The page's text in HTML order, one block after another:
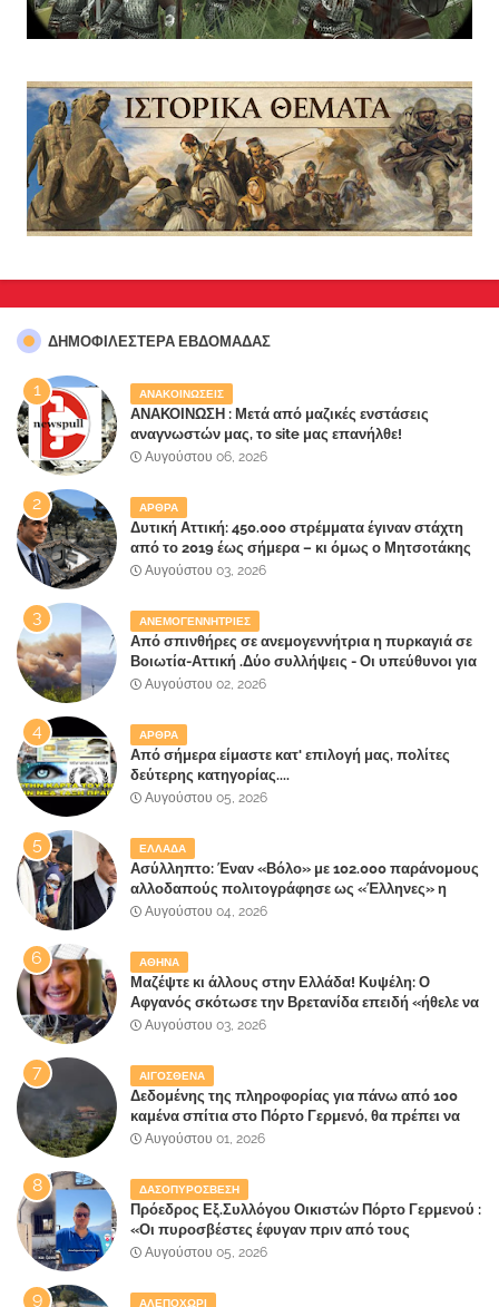
ΔΗΜΟΦΙΛΈΣΤΕΡΑ ΕΒΔΟΜΆΔΑΣ
ΑΝΑΚΟΙΝΩΣΕΙΣ
ΑΝΑΚΟΙΝΩΣΗ : Μετά από μαζικές ενστάσεις
αναγνωστών μας, το site μας επανήλθε!
Αυγούστου 06, 2026
ΑΡΘΡΑ
Δυτική Αττική: 450.000 στρέμματα έγιναν στάχτη
από το 2019 έως σήμερα – κι όμως ο Μητσοτάκης
έλαβε 40% και 45% στις εκλογές του 2023,ενώ 50%
Αυγούστου 03, 2026
ΑΝΕΜΟΓΕΝΝΗΤΡΙΕΣ
Από σπινθήρες σε ανεμογεννήτρια η πυρκαγιά σε
Βοιωτία-Αττική .Δύο συλλήψεις - Οι υπεύθυνοι για
την λάθος διαχείριση της κατάσβεσης θα
Αυγούστου 02, 2026
ΑΡΘΡΑ
Από σήμερα είμαστε κατ' επιλογή μας, πολίτες
δεύτερης κατηγορίας....
Αυγούστου 05, 2026
ΕΛΛΑΔΑ
Ασύλληπτο: Έναν «Βόλο» με 102.000 παράνομους
αλλοδαπούς πολιτογράφησε ως «Έλληνες» η
κυβέρνηση!
Αυγούστου 04, 2026
ΑΘΗΝΑ
Μαζέψτε κι άλλους στην Ελλάδα! Κυψέλη: Ο
Αφγανός σκότωσε την Βρετανίδα επειδή «ήθελε να
κάνει τη σύντροφό του χριστιανή»
Αυγούστου 03, 2026
ΑΙΓΟΣΘΕΝΑ
Δεδομένης της πληροφορίας για πάνω από 100
καμένα σπίτια στο Πόρτο Γερμενό, θα πρέπει να
αναζητηθούν ευθύνες για την ολοσχερή
επίγειου παραδείσου της Αττικής
Αυγούστου 01, 2026
ΔΑΣΟΠΥΡΟΣΒΕΣΗ
Πρόεδρος Εξ.Συλλόγου Οικιστών Πόρτο Γερμενού :
«Οι πυροσβέστες έφυγαν πριν από τους
κατοίκους»
Αυγούστου 05, 2026
ΑΛΕΠΟΧΩΡΙ